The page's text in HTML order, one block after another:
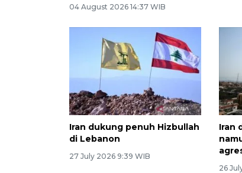
04 August 2026 14:37 WIB
Iran dukung penuh Hizbullah
di Lebanon
27 July 2026 9:39 WIB
Iran
26